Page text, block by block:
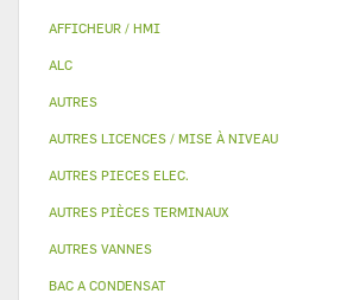
AFFICHEUR / HMI
ALC
AUTRES
AUTRES LICENCES / MISE À NIVEAU
AUTRES PIECES ELEC.
AUTRES PIÈCES TERMINAUX
AUTRES VANNES
BAC A CONDENSAT